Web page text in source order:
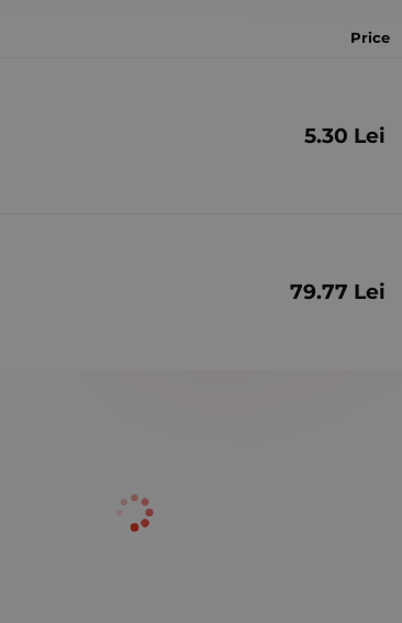
Price
5.30 Lei
79.77 Lei